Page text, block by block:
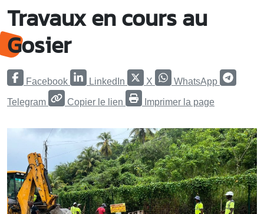
Travaux en cours au
Gosier
Facebook LinkedIn X WhatsApp
Telegram Copier le lien Imprimer la page